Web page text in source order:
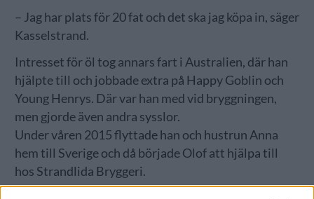
– Jag har plats för 20 fat och det ska jag köpa in, säger
Kasselstrand.
Intresset för öl tog annars fart i Australien, där han
hjälpte till och jobbade extra på Happy Goblin och
Young Henrys. Där var han med vid bryggningen,
men gjorde även andra sysslor.
Under våren 2015 flyttade han och hustrun Anna
hem till Sverige och då började Olof att hjälpa till
hos Strandlida Bryggeri.
– Jag jobbade en del med dom och där fick jag också